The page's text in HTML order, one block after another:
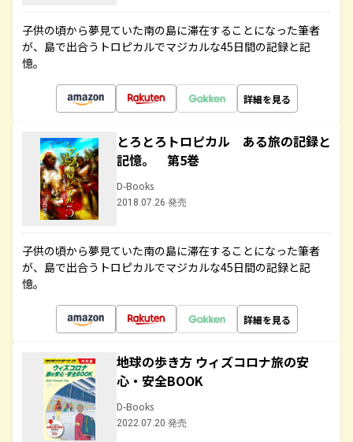
子供の頃から夢見ていた南の島に滞在することになった筆者
が、島で出合うトロピカルでマジカルな45日間の記録と記
憶。
詳細を見る
とろとろトロピカル ある旅の記録と
記憶。 第5巻
D-Books
2018.07.26 発売
子供の頃から夢見ていた南の島に滞在することになった筆者
が、島で出合うトロピカルでマジカルな45日間の記録と記
憶。
詳細を見る
地球の歩き方 ウィズコロナ旅の安
心・安全BOOK
D-Books
2022.07.20 発売